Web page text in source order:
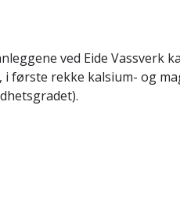
ved Eide Vassverk
første rekke kalsium- og